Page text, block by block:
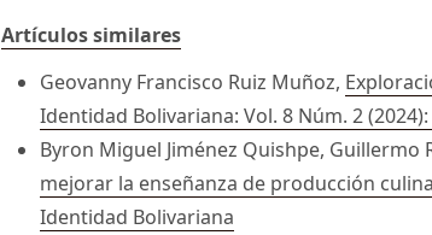
Artículos similares
Geovanny Francisco Ruiz Muñoz,
Identidad Bolivariana: Vol. 8 Núm. 2
Byron Miguel Jiménez Quishpe,
mejorar la enseñanza de producción
Identidad Bolivariana